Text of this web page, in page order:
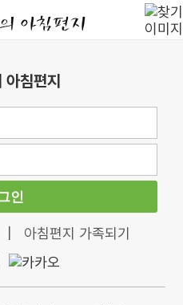
침편지
인
아침편지 가족되기